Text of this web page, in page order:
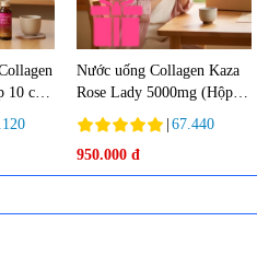
chai
Nước uống Collagen Kaza
Rose Lady 5000mg (Hộp
10 chai x 50ml)
67.440
950.000 đ